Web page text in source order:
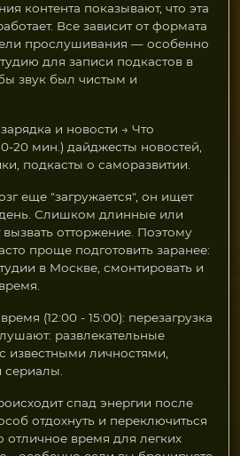
контента показывают, что эта
Все зависит от формата
прослушивания — особенно
для записи подкастов в
звук был чистым и
и новости → Что
20 мин.) дайджесты новостей,
подкасты о саморазвитии.
еще "загружается", он ищет
день. Слишком длинные или
отторжение. Поэтому
проще подготовить заранее:
в Москве, смонтировать и
(12:00 - 15:00): перезагрузка
развлекательные
известными личностями,
спад энергии после
отдохнуть и переключиться
отличное время для легких